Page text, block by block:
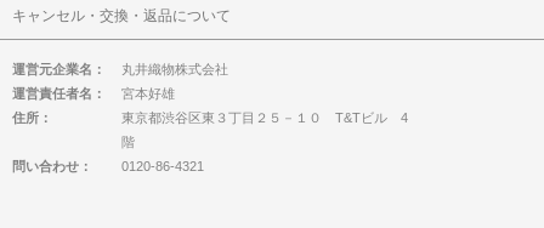
キャンセル・交換・返品について
運営元企業名：
丸井織物株式会社
運営責任者名：
宮本好雄
住所：
東京都渋谷区東３丁目２５－１０ T&Tビル 4
階
問い合わせ：
0120-86-4321